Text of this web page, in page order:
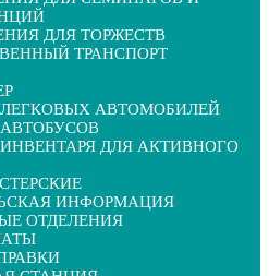
ДЛЯ ТОРЖЕСТВ
ТРАНСПОРТ
АВТОМОБИЛЕЙ
ДЛЯ АКТИВНОГО
ИНФОРМАЦИЯ
ОТДЕЛЕНИЯ